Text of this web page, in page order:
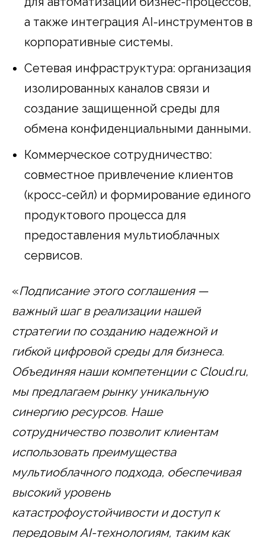
а также интеграция AI-инструментов в
корпоративные системы.
Сетевая инфраструктура: организация
изолированных каналов связи и
создание защищенной среды для
обмена конфиденциальными данными.
Коммерческое сотрудничество:
совместное привлечение клиентов
(кросс-сейл) и формирование единого
продуктового процесса для
предоставления мультиоблачных
сервисов.
«Подписание этого соглашения —
важный шаг в реализации нашей
стратегии по созданию надежной и
гибкой цифровой среды для бизнеса.
Объединяя наши компетенции с Cloud.ru,
мы предлагаем рынку уникальную
синергию ресурсов. Наше
сотрудничество позволит клиентам
использовать преимущества
мультиоблачного подхода, обеспечивая
высокий уровень
катастрофоустойчивости и доступ к
передовым AI-технологиям, таким как